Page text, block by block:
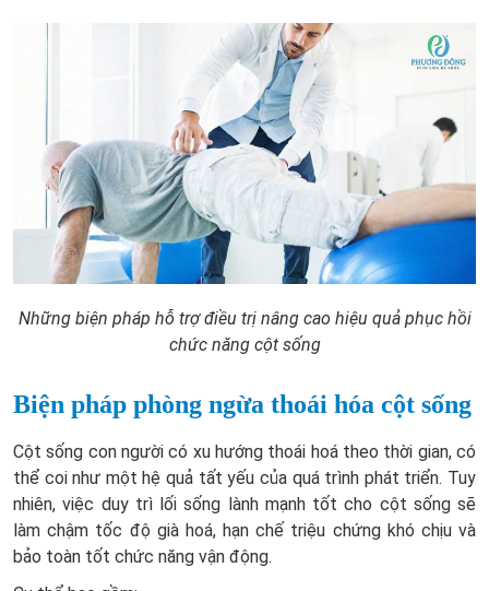
Những biện pháp hỗ trợ điều trị nâng cao hiệu quả phục hồi
chức năng cột sống
Biện pháp phòng ngừa thoái hóa cột sống
Cột sống con người có xu hướng thoái hoá theo thời gian, có
thể coi như một hệ quả tất yếu của quá trình phát triển. Tuy
nhiên, việc duy trì lối sống lành mạnh tốt cho cột sống sẽ
làm chậm tốc độ già hoá, hạn chế triệu chứng khó chịu và
bảo toàn tốt chức năng vận động.